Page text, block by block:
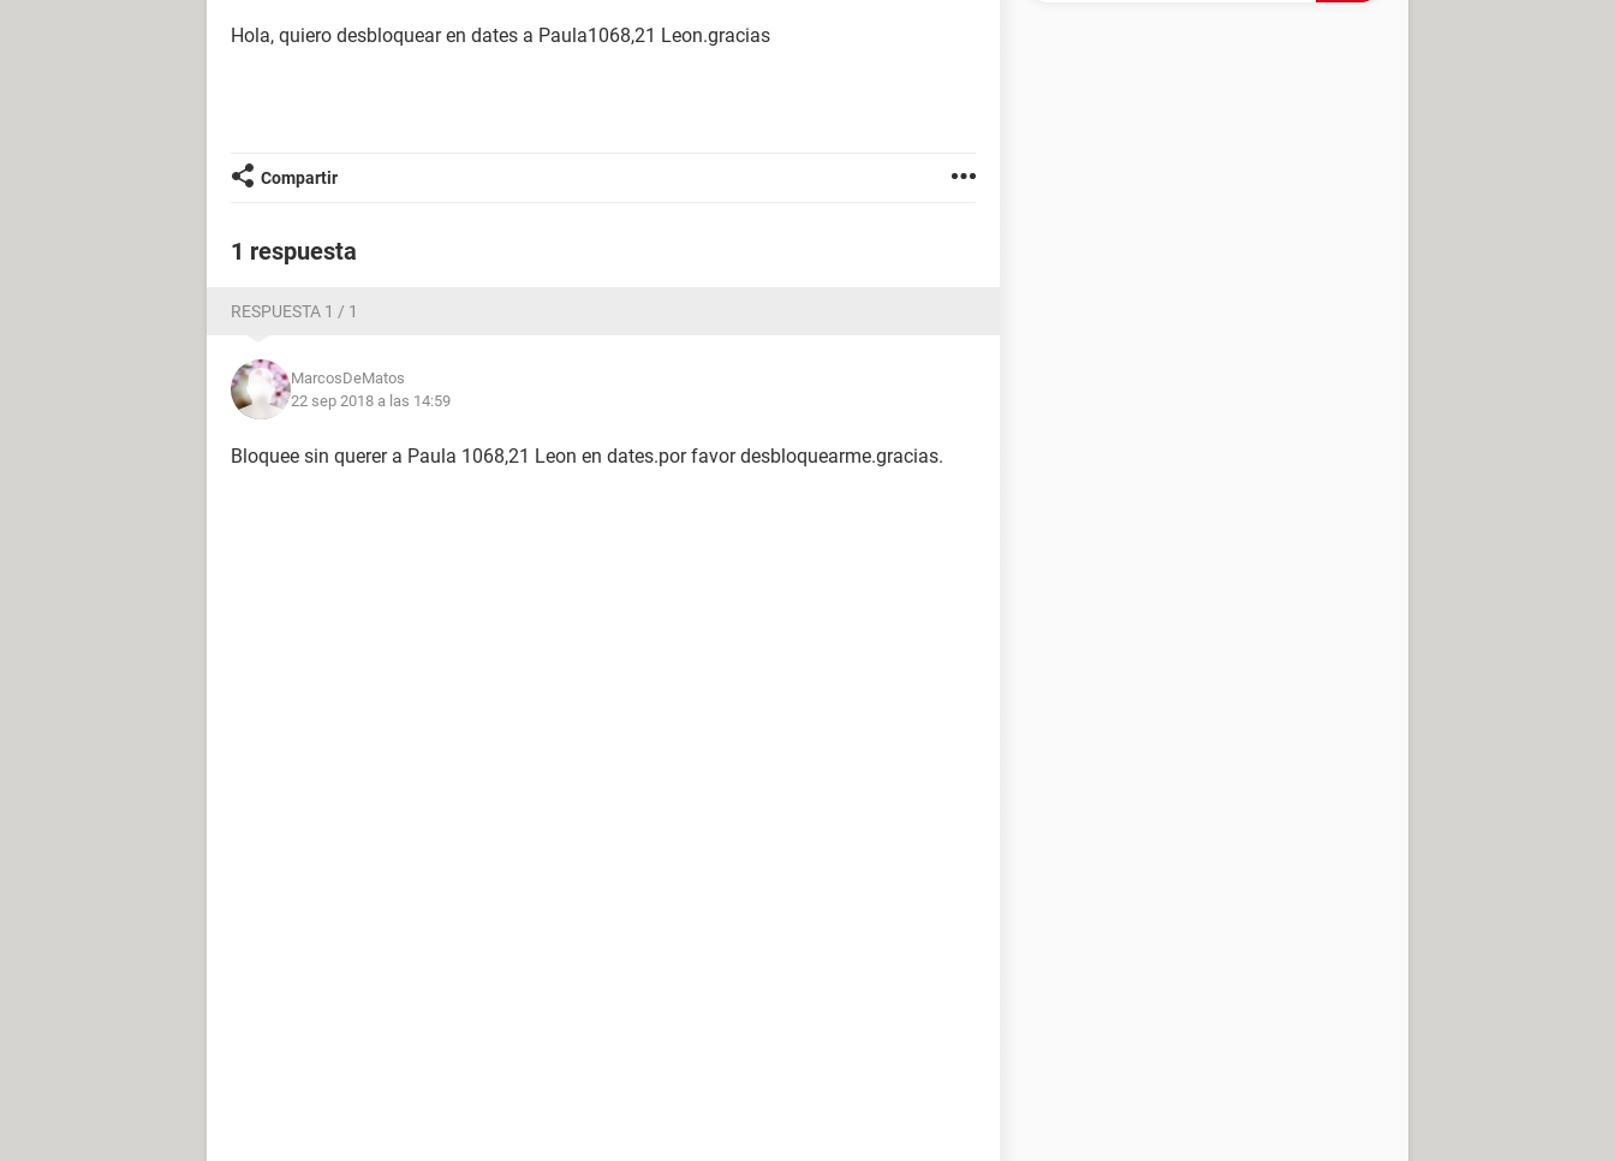
Hola, quiero desbloquear en dates a Paula1068,21 Leon.gracias
Compartir
1 respuesta
RESPUESTA 1 / 1
MarcosDeMatos
22 sep 2018 a las 14:59
Bloquee sin querer a Paula 1068,21 Leon en dates.por favor desbloquearme.gracias.